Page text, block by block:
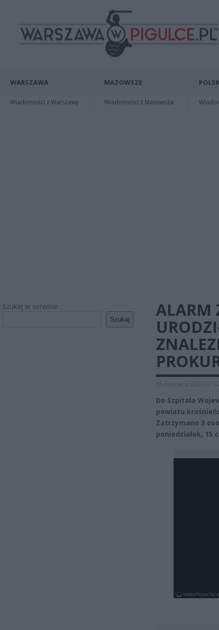
WARSZAWA
Wiadomości z Warszawy
MAZOWSZE
Wiadomości z Mazowsza
Szukaj w serwisie
Szukaj
ALARM
15 czerwca 2026
Do Szpitala
powiatu
Zatrzymano 3
poniedziałek, 15